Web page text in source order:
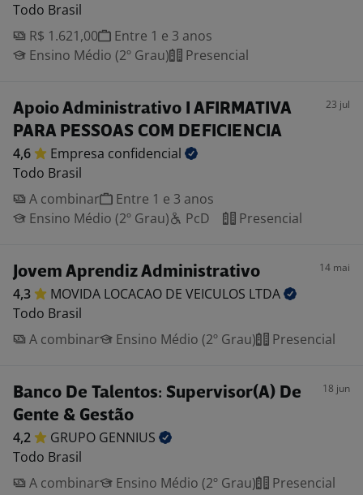
Todo Brasil
R$ 1.621,00
Entre 1 e 3 anos
Ensino Médio (2º Grau)
Presencial
Apoio Administrativo I AFIRMATIVA
PARA PESSOAS COM DEFICIENCIA
23 jul
4,6 Empresa confidencial
Todo Brasil
A combinar
Entre 1 e 3 anos
Ensino Médio (2º Grau)
PcD Presencial
Jovem Aprendiz Administrativo 14 mai
4,3 MOVIDA LOCACAO DE VEICULOS LTDA
Todo Brasil
A combinar
Ensino Médio (2º Grau) Presencial
Banco De Talentos: Supervisor(A) De
Gente & Gestão
18 jun
4,2 GRUPO GENNIUS
Todo Brasil
A combinar
Ensino Médio (2º Grau) Presencial